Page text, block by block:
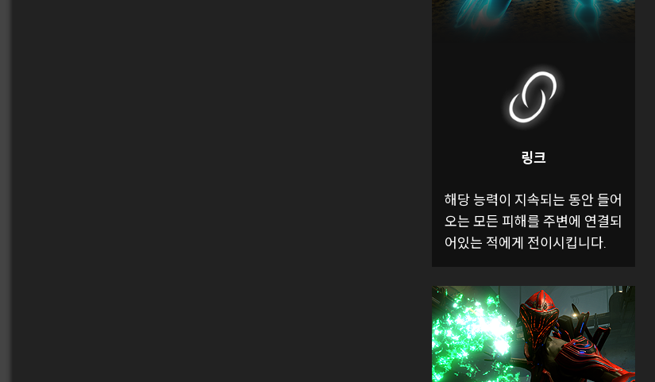
링크
해당 능력이 지속되는 동안 들어
오는 모든 피해를 주변에 연결되
어있는 적에게 전이시킵니다.